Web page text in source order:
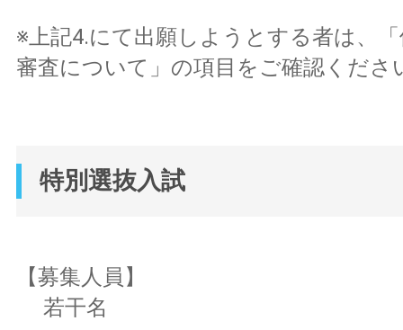
※上記4.にて出願しようとする者は、
審査について」の項目をご確認くださ
特別選抜入試
【募集人員】
若干名